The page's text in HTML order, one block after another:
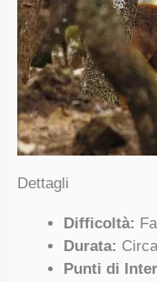
Dettagli
Difficoltà:
Durata:
Punti di